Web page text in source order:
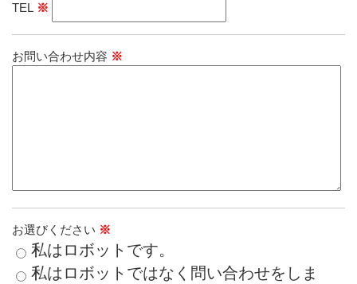
TEL ※
お問い合わせ内容 ※
お選びください ※
私はロボットです。
私はロボットではなく問い合わせをしま